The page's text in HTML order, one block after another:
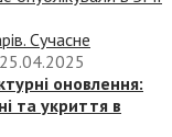
Сучасне
25.04.2025
оновлення:
та укриття в